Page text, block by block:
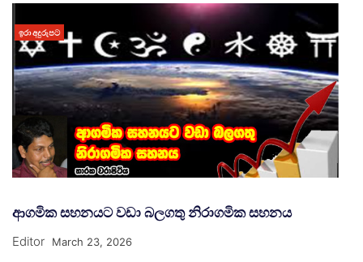
ඉරා අදුරුපට
ආගමික සහනයට වඩා බලගතු නිරාගමික සහනය
Editor March 23, 2026